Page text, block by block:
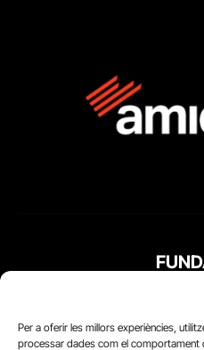
Per a oferir les millors experiències,
processar dades com el comportament